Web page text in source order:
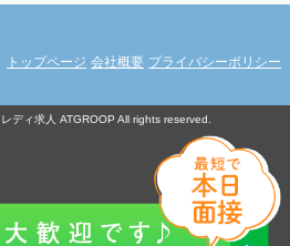
トップページ 会社概要 プライバシーポリシー
ディ求人 ATGROOP All rights reserved.